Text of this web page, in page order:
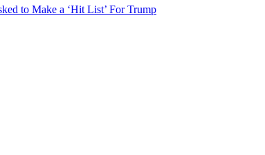
to Make a ‘Hit List’ For Trump